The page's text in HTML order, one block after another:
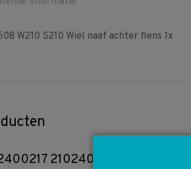
W210 S210 Wiel naaf achter flens 1x
2102400217